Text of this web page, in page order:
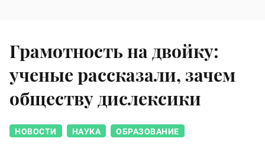
Грамотность на двойку:
ученые рассказали, зачем
обществу дислексики
НОВОСТИ НАУКА ОБРАЗОВАНИЕ